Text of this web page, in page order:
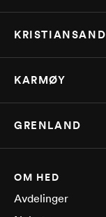
KRISTIANSAND
KARMØY
GRENLAND
OM HED
Avdelinger